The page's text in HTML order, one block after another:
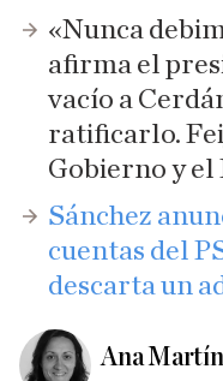
«Nunca
afirma el
vacío a
ratificarlo.
Gobierno y el
Sánchez
cuentas del
descarta un
Ana Martín